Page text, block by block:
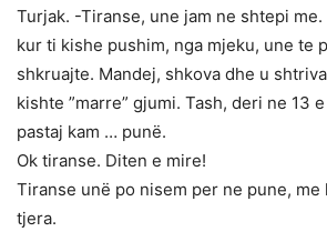
Turjak. -Tiranse, une jam ne shtepi
kur ti kishe pushim, nga mjeku, une te
shkruajte. Mandej, shkova dhe u
kishte ”marre” gjumi. Tash, deri ne 13
pastaj kam … punë.
Ok tiranse. Diten e mire!
Tiranse unë po nisem per ne pune,
tjera.